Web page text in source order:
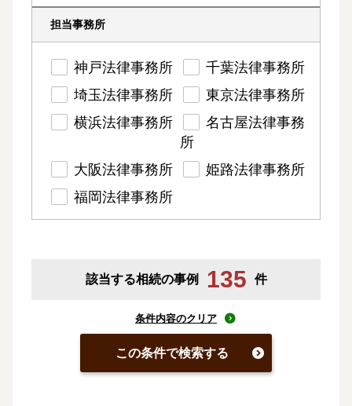
担当事務所
神戸法律事務所
千葉法律事務所
埼玉法律事務所
東京法律事務所
横浜法律事務所
名古屋法律事務
所
大阪法律事務所
姫路法律事務所
福岡法律事務所
該当する相続の事例 135 件
条件内容のクリア
この条件で検索する